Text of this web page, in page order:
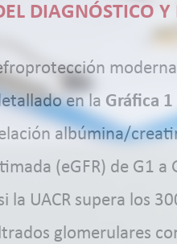
DIAGNÓSTICO
en la Gráfica 1
albúmina/
(eGFR) de G1
la UACR supera los
glomerulares